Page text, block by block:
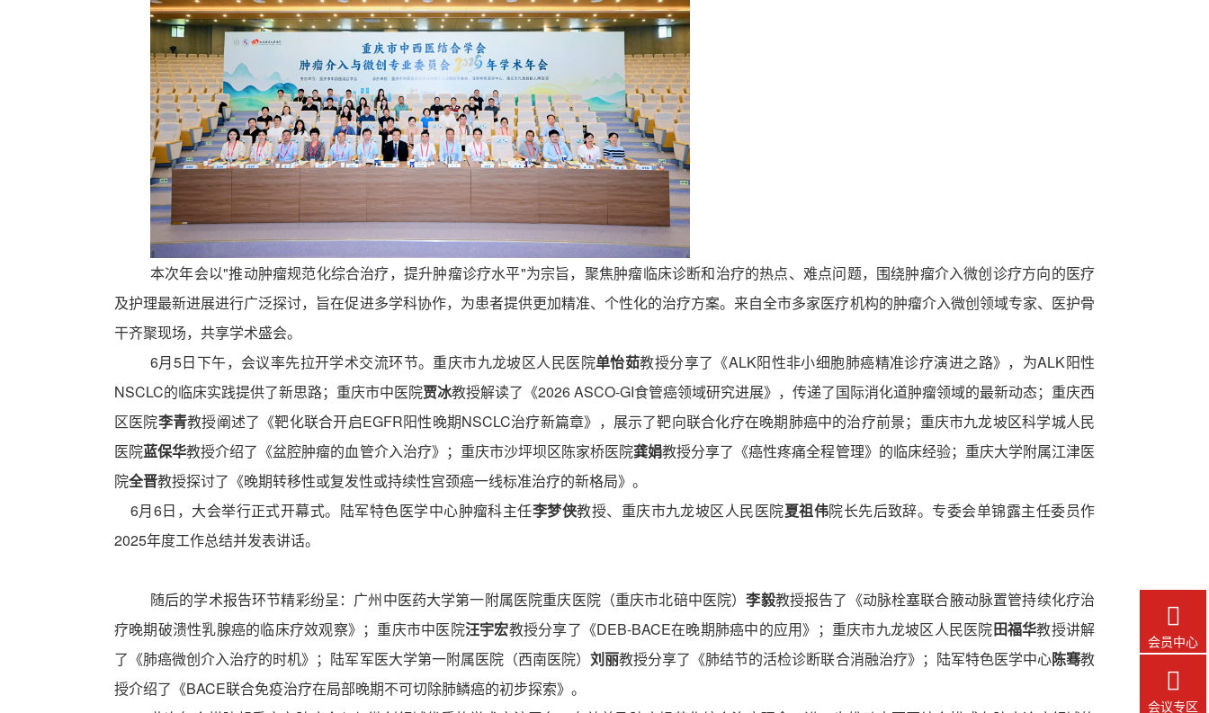
本次年会以"推动肿瘤规范化综合治疗，提升肿瘤诊疗水平"为宗旨，聚焦肿瘤临床诊断和治疗的热点、难点问题，围绕肿瘤介入微创诊疗方向的医疗
及护理最新进展进行广泛探讨，旨在促进多学科协作，为患者提供更加精准、个性化的治疗方案。来自全市多家医疗机构的肿瘤介入微创领域专家、医护骨
干齐聚现场，共享学术盛会。
6月5日下午，会议率先拉开学术交流环节。重庆市九龙坡区人民医院单怡茹教授分享了《ALK阳性非小细胞肺癌精准诊疗演进之路》，为ALK阳性
NSCLC的临床实践提供了新思路；重庆市中医院贾冰教授解读了《2026 ASCO-GI食管癌领域研究进展》，传递了国际消化道肿瘤领域的最新动态；重庆西
区医院李青教授阐述了《靶化联合开启EGFR阳性晚期NSCLC治疗新篇章》，展示了靶向联合化疗在晚期肺癌中的治疗前景；重庆市九龙坡区科学城人民
医院蓝保华教授介绍了《盆腔肿瘤的血管介入治疗》； ‌重庆市沙坪坝区陈家桥医院‌龚娟教授分享了《癌性疼痛全程管理》的临床经验；重庆大学附属江津医
院全晋教授探讨了《晚期转移性或复发性或持续性宫颈癌一线标准治疗的新格局》。
6月6日，大会举行正式开幕式。陆军特色医学中心肿瘤科主任李梦侠教授、重庆市九龙坡区人民医院夏祖伟院长先后致辞。专委会单锦露主任委员作
2025年度工作总结并发表讲话。
随后的学术报告环节精彩纷呈：广州中医药大学第一附属医院重庆医院（重庆市北碚中医院）李毅教授报告了《动脉栓塞联合腋动脉置管持续化疗治
疗晚期破溃性乳腺癌的临床疗效观察》；重庆市中医院汪宇宏教授分享了《DEB-BACE在晚期肺癌中的应用》；重庆市九龙坡区人民医院田福华教授讲解
了《肺癌微创介入治疗的时机》；陆军军医大学第一附属医院（西南医院） 刘丽教授分享了《肺结节的活检诊断联合消融治疗》；陆军特色医学中心陈骞教
授介绍了《BACE联合免疫治疗在局部晚期不可切除肺鳞癌的初步探索》。

会员中心

会议专区